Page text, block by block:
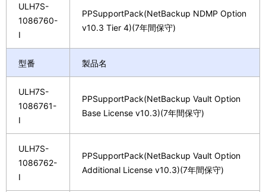
ULH7S-
1086760-
I
PPSupportPack(NetBackup NDMP Option
v10.3 Tier 4)(7年間保守)
型番 製品名
ULH7S-
1086761-
I
PPSupportPack(NetBackup Vault Option
Base License v10.3)(7年間保守)
ULH7S-
1086762-
I
PPSupportPack(NetBackup Vault Option
Additional License v10.3)(7年間保守)